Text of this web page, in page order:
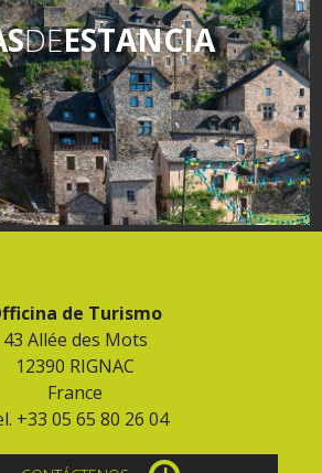
DEESTANCIA
de Turismo
43 Allée des Mots
12390 RIGNAC
France
+33 05 65 80 26 04